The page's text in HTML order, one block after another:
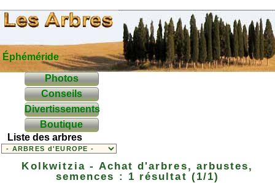
Éphéméride
Photos
Conseils
Divertissements
Boutique
Liste des arbres
Kolkwitzia - Achat d'arbres, arbustes,
semences : 1 résultat (1/1)